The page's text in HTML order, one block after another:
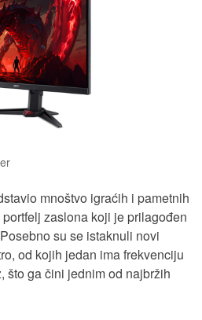
mnoštvo igraćih i pametnih
zaslona koji je prilagođen
su se istaknuli novi
od kojih jedan ima frekvenciju
što ga čini jednim od najbržih